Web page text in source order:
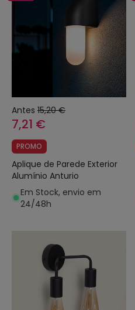
Antes 15,20 €
7,21 €
PROMO
Aplique de Parede Exterior
Alumínio Anturio
Em Stock, envio em
24/48h